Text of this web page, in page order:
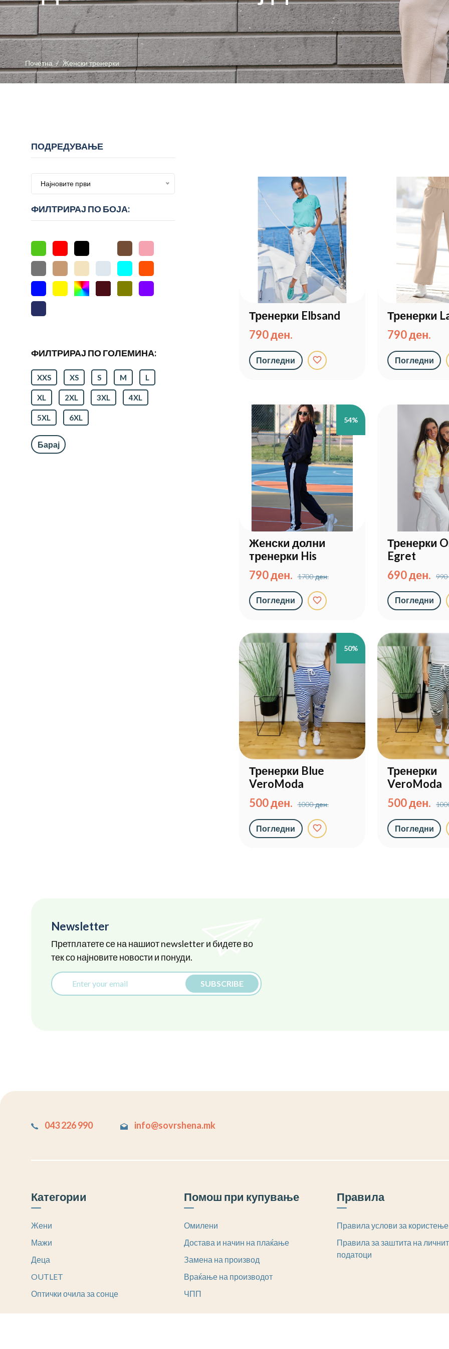
Почетна Женски тренерки
ПОДРЕДУВАЊЕ
Најновите први
ФИЛТРИРАЈ ПО БОЈА:
ФИЛТРИРАЈ ПО ГОЛЕМИНА:
XXS XS S M L
XL 2XL 3XL 4XL
5XL 6XL
Барај
Тренерки Elbsand
790 ден.
Погледни favorite_border
Тренерки
790 ден.
Погледни
54%
Женски долни
тренерки His
790 ден.
1700 ден.
Погледни favorite_border
Тренерки
Egret
690 ден.
Погледни
50%
Тренерки Blue
VeroModa
500 ден.
1000 ден.
Погледни favorite_border
Тренерки
VeroModa
500 ден.
Погледни
Newsletter
Претплатете се на нашиот newsletter и бидете во
тек со најновите новости и понуди.
SUBSCRIBE
043 226 990 info@sovrshena.mk
Категории
Жени
Мажи
Деца
OUTLET
Оптички очила за сонце
Помош при купување
Омилени
Достава и начин на плаќање
Замена на производ
Враќање на производот
ЧПП
Правила
Правила услови за користење
Правила за заштита на
податоци